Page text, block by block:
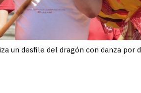
un desfile del dragón con danza por